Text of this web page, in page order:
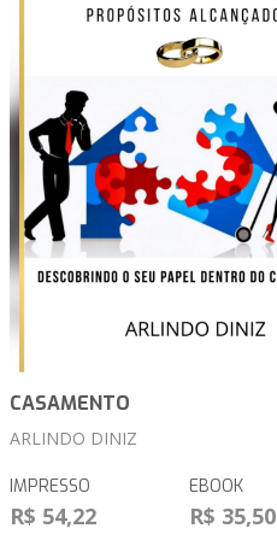
CASAMENTO
ARLINDO DINIZ
IMPRESSO
R$ 54,22
EBOOK
R$ 35,50